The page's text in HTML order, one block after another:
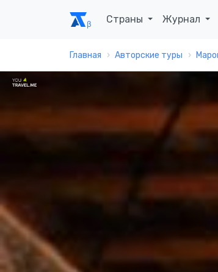
Страны Журнал
Главная Авторские туры